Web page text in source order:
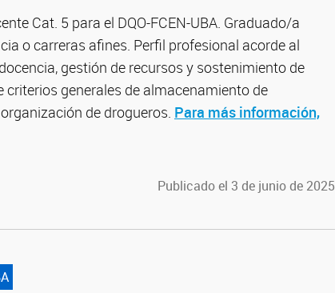
Cat. 5 para el DQO-FCEN-UBA. Graduado/a
o carreras afines. Perfil profesional acorde al
gestión de recursos y sostenimiento de
criterios generales de almacenamiento de
de drogueros. Para más información,
Publicado el 3 de junio de 2025